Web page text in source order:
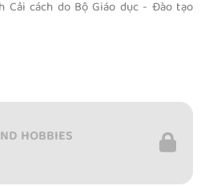
Cải cách do Bộ Giáo dục - Đào tạo
HOBBIES